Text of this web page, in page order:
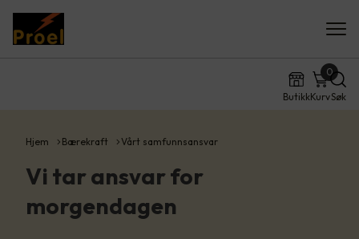
ButikkKurv
0
Søk
Hjem Bærekraft Vårt samfunnsansvar
Vi tar ansvar for
morgendagen